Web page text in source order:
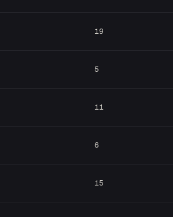
19
5
11
6
15